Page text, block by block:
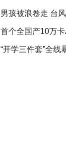
男孩被浪卷走 台风
首个全国产10万
“开学三件套”全线